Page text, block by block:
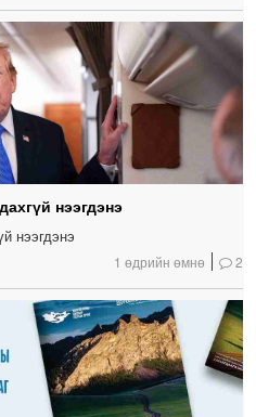
нээгдэнэ
нээгдэнэ
1 өдрийн өмнө 2